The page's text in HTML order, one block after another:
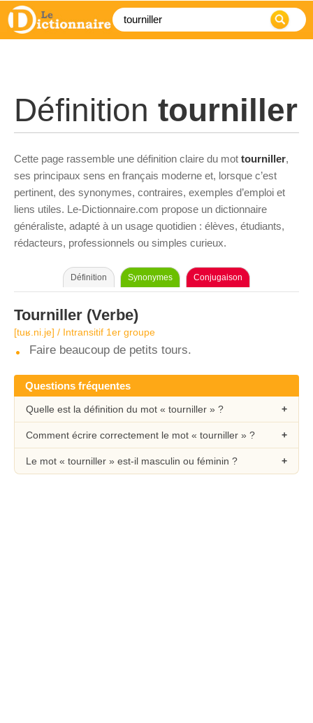
Définition tourniller
Cette page rassemble une définition claire du mot tourniller,
ses principaux sens en français moderne et, lorsque c’est
pertinent, des synonymes, contraires, exemples d’emploi et
liens utiles. Le-Dictionnaire.com propose un dictionnaire
généraliste, adapté à un usage quotidien : élèves, étudiants,
rédacteurs, professionnels ou simples curieux.
Définition Synonymes Conjugaison
Tourniller (Verbe)
[tuʁ.ni.je] / Intransitif 1er groupe
Faire beaucoup de petits tours.
Questions fréquentes
Quelle est la définition du mot « tourniller » ?
Comment écrire correctement le mot « tourniller » ?
Le mot « tourniller » est-il masculin ou féminin ?